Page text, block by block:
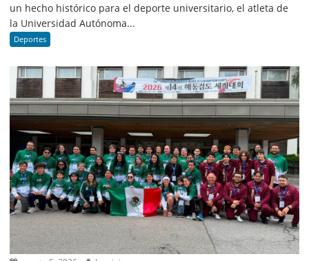
un hecho histórico para el deporte universitario, el atleta de
la Universidad Autónoma...
Deportes